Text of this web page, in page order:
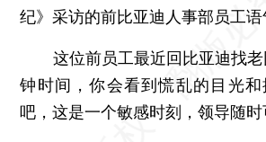
纪》采访的前比亚迪人事部员工语
这位前员工最近回比亚迪找老
钟时间，你会看到慌乱的目光
吧，这是一个敏感时刻，领导随时